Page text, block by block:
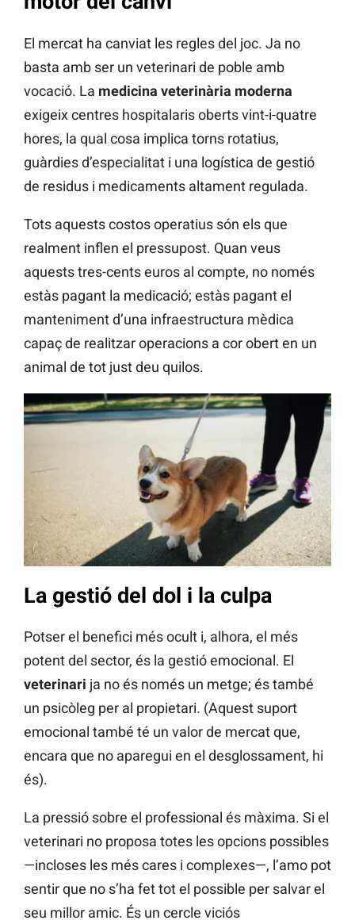
El mercat ha canviat les regles del joc. Ja no
basta amb ser un veterinari de poble amb
vocació. La medicina veterinària moderna
exigeix centres hospitalaris oberts vint-i-quatre
hores, la qual cosa implica torns rotatius,
guàrdies d’especialitat i una logística de gestió
de residus i medicaments altament regulada.
Tots aquests costos operatius són els que
realment inflen el pressupost. Quan veus
aquests tres-cents euros al compte, no només
estàs pagant la medicació; estàs pagant el
manteniment d’una infraestructura mèdica
capaç de realitzar operacions a cor obert en un
animal de tot just deu quilos.
La gestió del dol i la culpa
Potser el benefici més ocult i, alhora, el més
potent del sector, és la gestió emocional. El
veterinari ja no és només un metge; és també
un psicòleg per al propietari. (Aquest suport
emocional també té un valor de mercat que,
encara que no aparegui en el desglossament, hi
és).
La pressió sobre el professional és màxima. Si el
veterinari no proposa totes les opcions possibles
—incloses les més cares i complexes—, l’amo pot
sentir que no s’ha fet tot el possible per salvar el
seu millor amic. És un cercle viciós